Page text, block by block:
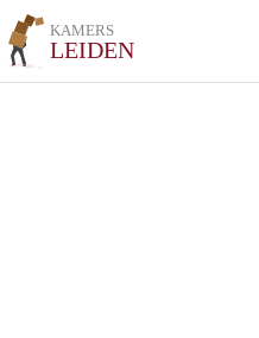
KAMERS
LEIDEN